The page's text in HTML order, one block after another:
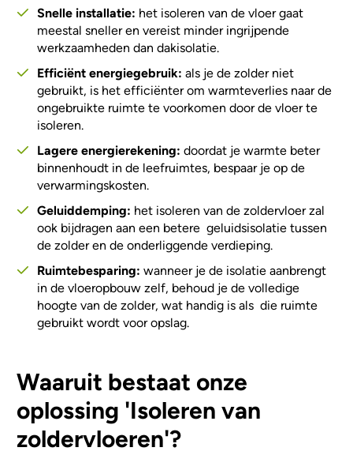
Snelle installatie: het isoleren van de vloer gaat
meestal sneller en vereist minder ingrijpende
werkzaamheden dan dakisolatie.
Efficiënt energiegebruik: als je de zolder niet
gebruikt, is het efficiënter om warmteverlies naar de
ongebruikte ruimte te voorkomen door de vloer te
isoleren.
Lagere energierekening: doordat je warmte beter
binnenhoudt in de leefruimtes, bespaar je op de
verwarmingskosten.
Geluiddemping: het isoleren van de zoldervloer zal
ook bijdragen aan een betere geluidsisolatie tussen
de zolder en de onderliggende verdieping.
Ruimtebesparing:wanneer je de isolatie aanbrengt
in de vloeropbouw zelf, behoud je de volledige
hoogte van de zolder, wat handig is als die ruimte
gebruikt wordt voor opslag.
Waaruit bestaat onze
oplossing 'Isoleren van
zoldervloeren'?